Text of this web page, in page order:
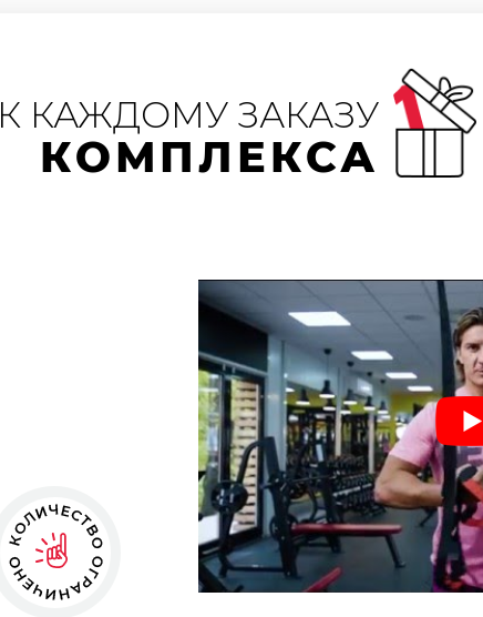
К КАЖДОМУ ЗАКАЗУ
КОМПЛЕКСА